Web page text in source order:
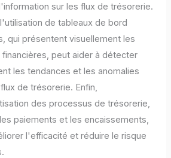
sur les flux de trésorerie.
de tableaux de bord
qui présentent visuellement les
financières, peut aider à détecter
les tendances et les anomalies
de trésorerie. Enfin,
des processus de trésorerie,
paiements et les encaissements,
l'efficacité et réduire le risque